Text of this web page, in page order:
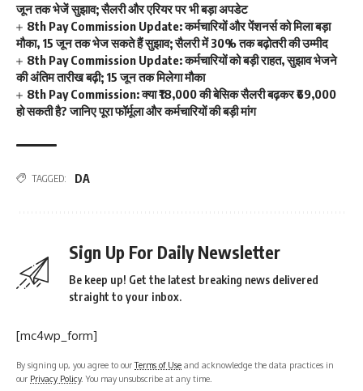
जून तक भेजें सुझाव; सैलरी और एरियर पर भी बड़ा अपडेट
8th Pay Commission Update: कर्मचारियों और पेंशनर्स को मिला बड़ा
मौका, 15 जून तक भेज सकते हैं सुझाव; सैलरी में 30% तक बढ़ोतरी की उम्मीद
8th Pay Commission Update: कर्मचारियों को बड़ी राहत, सुझाव भेजने
की अंतिम तारीख बढ़ी; 15 जून तक मिलेगा मौका
8th Pay Commission: क्या ₹18,000 की बेसिक सैलरी बढ़कर ₹69,000
हो सकती है? जानिए पूरा फॉर्मूला और कर्मचारियों की बड़ी मांग
TAGGED: DA
Sign Up For Daily Newsletter
Be keep up! Get the latest breaking news delivered
straight to your inbox.
[mc4wp_form]
By signing up, you agree to ourTerms of Use and acknowledge the data practices in
our Privacy Policy. You may unsubscribe at any time.